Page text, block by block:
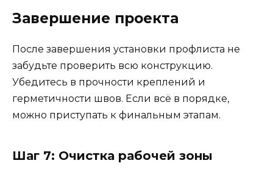
Завершение проекта
После завершения установки профлиста не
забудьте проверить всю конструкцию.
Убедитесь в прочности креплений и
герметичности швов. Если всё в порядке,
можно приступать к финальным этапам.
Шаг 7: Очистка рабочей зоны